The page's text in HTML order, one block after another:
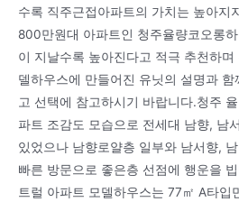
수록 직주근접아파트의 가치는 높아지
800만원대 아파트인 청주율량코오롱
이 지날수록 높아진다고 적극 추천하
델하우스에 만들어진 유닛의 설명과
고 선택에 참고하시기 바랍니다.청주
파트 조감도 모습으로 전세대 남향, 남
있었으나 남향로얄층 일부와 남서향,
빠른 방문으로 좋은층 선점에 행운을
트럴 아파트 모델하우스는 77㎡ A타입